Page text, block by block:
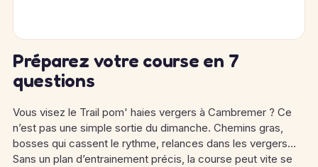
Préparez votre course en 7
questions
Vous visez le Trail pom' haies vergers à Cambremer ? Ce
n’est pas une simple sortie du dimanche. Chemins gras,
bosses qui cassent le rythme, relances dans les vergers…
Sans un plan d’entrainement précis, la course peut vite se